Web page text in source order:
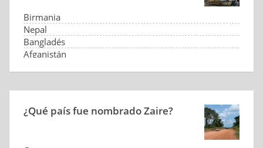
Birmania
Nepal
Bangladés
Afganistán
¿Qué país fue nombrado Zaire?